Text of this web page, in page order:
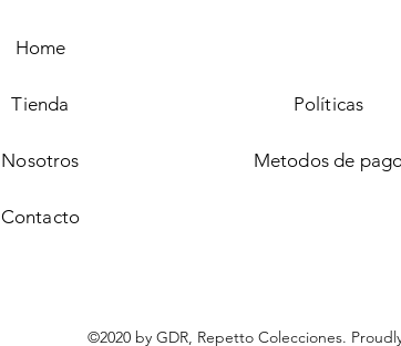
Home
Tienda
Nosotros
Contacto
Políticas
Metodos de
©2020 by GDR, Repetto Colecciones.